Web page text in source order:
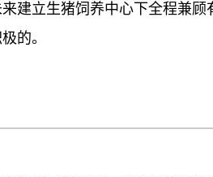
建立生猪饲养中心下全程兼顾
的。